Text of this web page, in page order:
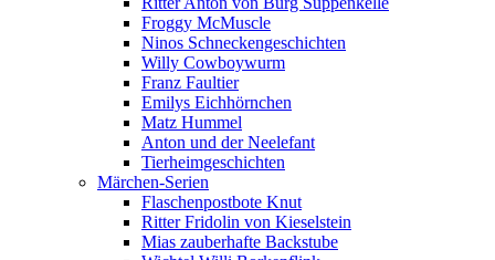
Froggy McMuscle
Ninos Schneckengeschichten
Willy Cowboywurm
Franz Faultier
Emilys Eichhörnchen
Matz Hummel
Anton und der Neelefant
Tierheimgeschichten
Märchen-Serien
Flaschenpostbote Knut
Ritter Fridolin von Kieselstein
Mias zauberhafte Backstube